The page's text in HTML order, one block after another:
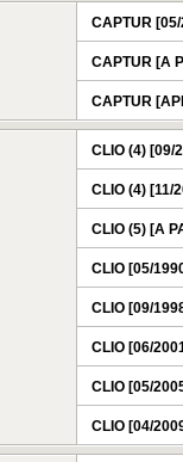
CAPTUR
CAPTUR [A
CAPTUR
CLIO (4) [09/
CLIO (4) [11/
CLIO (5) [A
CLIO [05/
CLIO [09/
CLIO [06/
CLIO [05/
CLIO [04/